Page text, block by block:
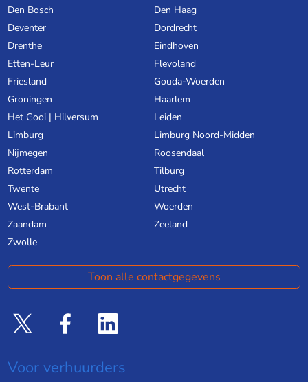
Den Bosch
Den Haag
Deventer
Dordrecht
Drenthe
Eindhoven
Etten-Leur
Flevoland
Friesland
Gouda-Woerden
Groningen
Haarlem
Het Gooi | Hilversum
Leiden
Limburg
Limburg Noord-Midden
Nijmegen
Roosendaal
Rotterdam
Tilburg
Twente
Utrecht
West-Brabant
Woerden
Zaandam
Zeeland
Zwolle
Toon alle contactgegevens
Voor verhuurders